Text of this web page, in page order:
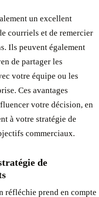
un excellent
courriels et de remercier
Ils peuvent également
de partager les
votre équipe ou les
Ces avantages
votre décision, en
à votre stratégie de
commerciaux.
de
réfléchie prend en compte